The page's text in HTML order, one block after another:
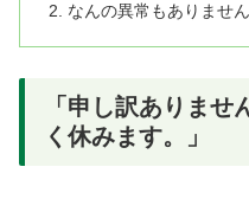
なんの異常もありません
「申し訳ありませ
く休みます。」